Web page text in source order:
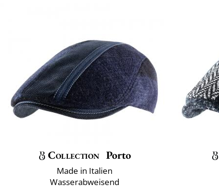
Collection Porto
Made in Italien
Wasserabweisend